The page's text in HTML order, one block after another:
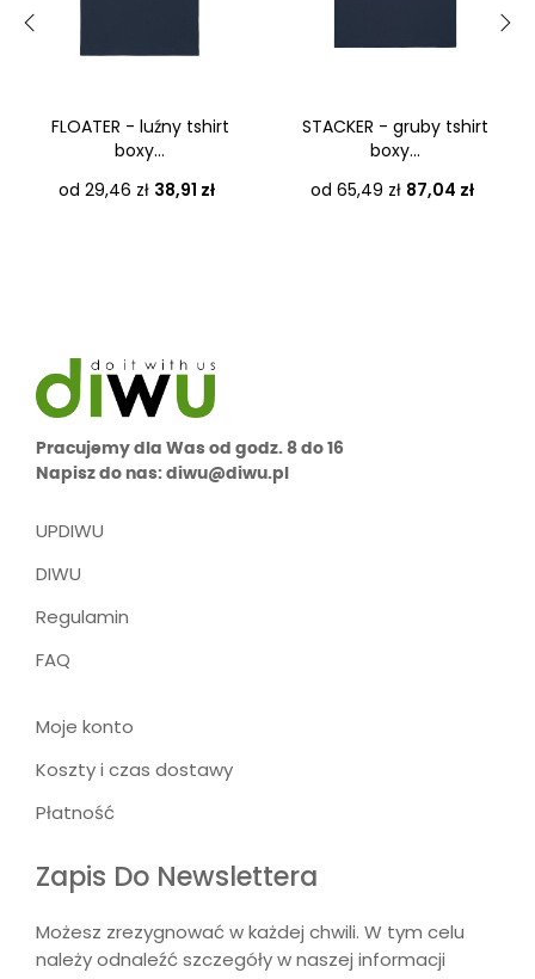
FLOATER - luźny tshirt
boxy...
od 29,46 zł Cena
38,91 zł
STACKER - gruby tshirt
boxy...
od 65,49 zł Cena
87,04 zł
Pracujemy dla Was od godz. 8 do 16
Napisz do nas: diwu@diwu.pl
UPDIWU
DIWU
Regulamin
FAQ
Moje konto
Koszty i czas dostawy
Płatność
Zapis Do Newslettera
Możesz zrezygnować w każdej chwili. W tym celu
należy odnaleźć szczegóły w naszej informacji